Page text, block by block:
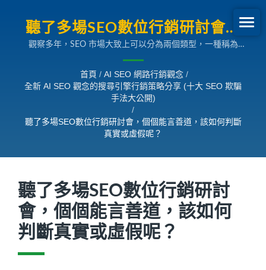
聽了多場SEO數位行銷研討會，
個個能言善道，該如何判斷真實
或虛假呢？ | 全新 AI SEO觀念的
搜尋引擎行銷策略分享
觀察多年，SEO 市場大致上可以分為兩個類型，一種稱為
SEO 顧問就是很會說理論，甚至把網路上蒐集到的資料彙集
成簡報來到處演講，但在仔細聽演講之後，卻又看不到實際數
據的例子，尤其是在 B2B 國際行銷領域，看到真的有舉出實
際例子更是不多，而這種類型幾乎佔了市場80%之多。而純實
力派的 SEO 顧問，知道許多理論都是一時的，今日說了，改
天可能就不適用了，因為搜尋引擎的演算法一直在改，故實力
派的 SEO 顧問往往只會跟你說最基本的基礎理論，但卻能舉
首頁 / AI SEO 網路行銷觀念 /
全新 AI SEO 觀念的搜尋引擎行銷策略分享 (十大 SEO 欺騙
手法大公開)
/
聽了多場SEO數位行銷研討會，個個能言善道，該如何判斷
真實或虛假呢？
聽了多場SEO數位行銷研討
會，個個能言善道，該如何
判斷真實或虛假呢？